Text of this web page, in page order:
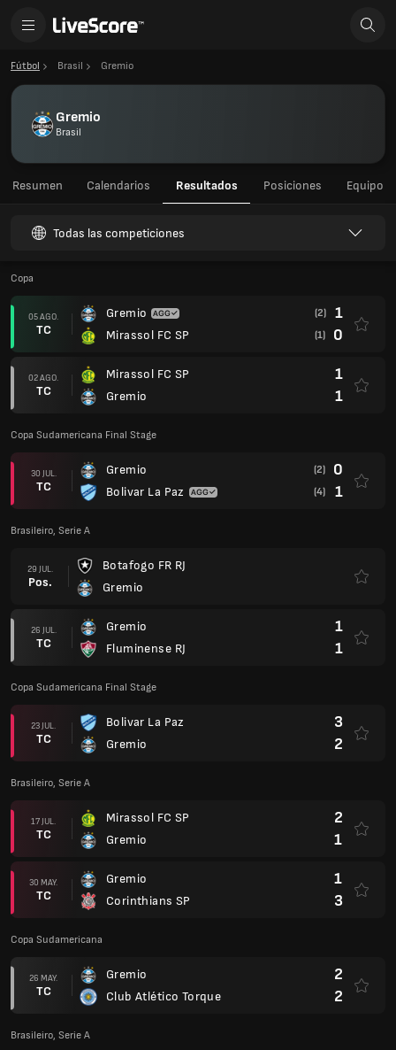
Fútbol Brasil Gremio
Gremio
Brasil
Resumen Calendarios Resultados Posiciones Equipo
Todas las competiciones
Copa
05 AGO.
TC
Gremio
Mirassol FC SP
(2) 1
(1) 0
02 AGO.
TC
Mirassol FC SP
Gremio
1
1
Copa Sudamericana Final Stage
30 JUL.
TC
Gremio
Bolivar La Paz
(2) 0
(4) 1
Brasileiro, Serie A
29 JUL.
Pos.
Botafogo FR RJ
Gremio
26 JUL.
TC
Gremio
Fluminense RJ
1
1
Copa Sudamericana Final Stage
23 JUL.
TC
Bolivar La Paz
Gremio
3
2
Brasileiro, Serie A
17 JUL.
TC
Mirassol FC SP
Gremio
2
1
30 MAY.
TC
Gremio
Corinthians SP
1
3
Copa Sudamericana
26 MAY.
TC
Gremio
Club Atlético Torque
2
2
Brasileiro, Serie A